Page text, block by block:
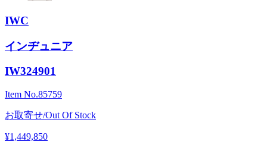
IWC
インヂュニア
IW324901
Item No.85759
お取寄せ/Out Of Stock
¥1,449,850